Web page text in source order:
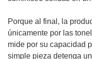
Porque al final, la
únicamente por las
mide por su capacidad
simple pieza detenga